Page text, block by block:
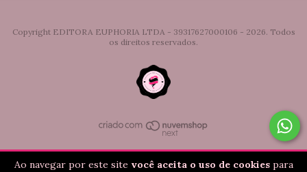
Ao navegar por este site você aceita o uso de cookiespara
Copyright EDITORA EUPHORIA LTDA - 39317627000106 - 2026. Todos
os direitos reservados.